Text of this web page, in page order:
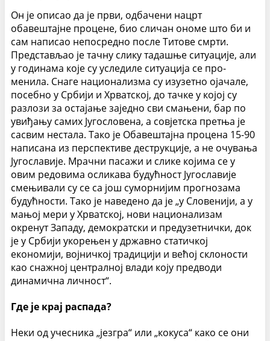
Он је описао да је први, одбачени нацрт
обавештајне процене, био сличан ономе што би и
сам написао непосредно после Титове смрти.
Представљао је тачну слику тадашње ситуације, али
у годинама које су уследиле ситуација се про­
менила. Снаге национализма су изузетно ојачале,
посебно у Србији и Хрватској, до тачке у којој су
разлози за остајање заједно сви смањени, бар по
увиђању самих Југословена, а совјетска претња је
сасвим нестала. Тако је Обавештајна процена 15-90
написана из перспективе деструкције, а не очувања
Југославије. Мрачни пасажи и слике којима се у
овим редовима осликава будућност Југо­славије
смењивали су се са још суморнијим прогнозама
будућности. Тако је наведено да је „у Словенији, а у
мањој мери у Хрватској, нови национализам
окренут Западу, демократски и предузетнички, док
је у Србији укорењен у државно статичкој
економији, војничкој традицији и већој склоности
као снажној централној влади коју предводи
динамична личност“.
Где је крај распада?
Неки од учесника „језгра“ или „кокуса“ како се они